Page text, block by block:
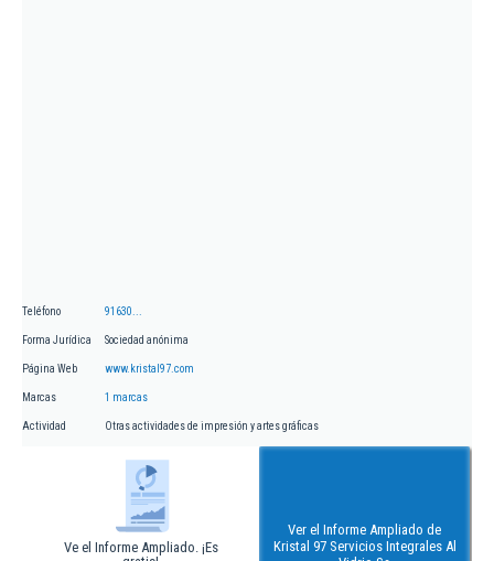
Teléfono 91630...
Forma Jurídica Sociedad anónima
Página Web www.kristal97.com
Marcas 1 marcas
Actividad Otras actividades de impresión y artes gráficas
Ve el Informe Ampliado. ¡Es
Ver el Informe Ampliado de
Kristal 97 Servicios Integrales Al